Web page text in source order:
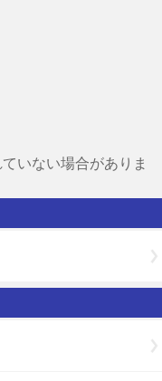
いない場合がありま